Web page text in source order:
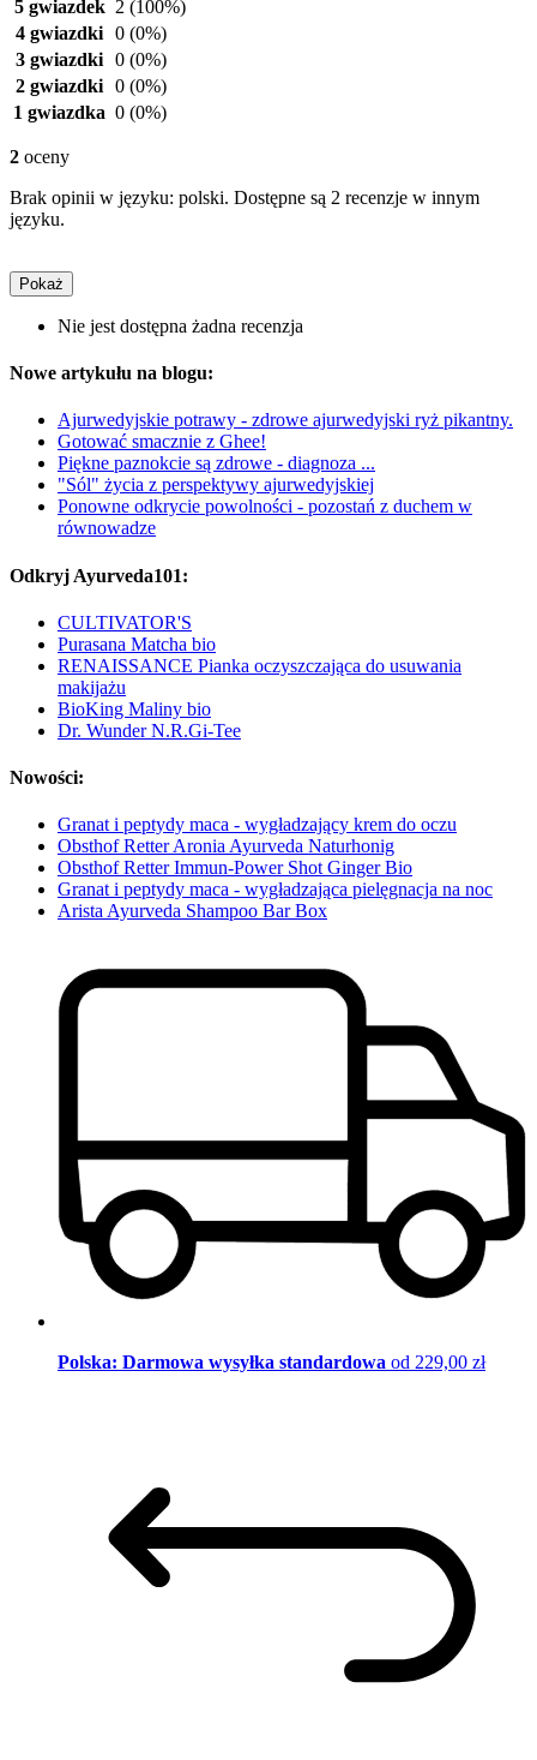
5 gwiazdek 2 (100%)
4 gwiazdki 0 (0%)
3 gwiazdki 0 (0%)
2 gwiazdki 0 (0%)
1 gwiazdka 0 (0%)
2 oceny
Brak opinii w języku: polski. Dostępne są 2 recenzje w innym
języku.
Pokaż
Nie jest dostępna żadna recenzja
Nowe artykułu na blogu:
Ajurwedyjskie potrawy - zdrowe ajurwedyjski ryż pikantny.
Gotować smacznie z Ghee!
Piękne paznokcie są zdrowe - diagnoza ...
"Sól" życia z perspektywy ajurwedyjskiej
Ponowne odkrycie powolności - pozostań z duchem w
równowadze
Odkryj Ayurveda101:
CULTIVATOR'S
Purasana Matcha bio
RENAISSANCE Pianka oczyszczająca do usuwania
makijażu
BioKing Maliny bio
Dr. Wunder N.R.Gi-Tee
Nowości:
Granat i peptydy maca - wygładzający krem do oczu
Obsthof Retter Aronia Ayurveda Naturhonig
Obsthof Retter Immun-Power Shot Ginger Bio
Granat i peptydy maca - wygładzająca pielęgnacja na noc
Arista Ayurveda Shampoo Bar Box
Polska: Darmowa wysyłka standardowa od 229,00 zł